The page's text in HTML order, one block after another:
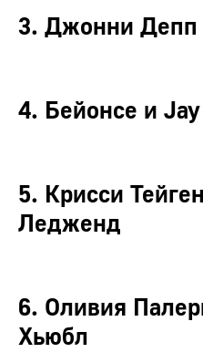
3. Джонни Депп
4. Бейонсе и
5. Крисси
Ледженд
6. Оливия
Хьюбл